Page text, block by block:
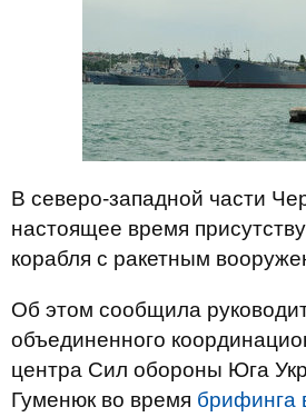
В северо-западной части
настоящее время
корабля с ракетным
Об этом сообщила
объединенного
центра Сил обороны Юга
Гуменюк во время брифинга